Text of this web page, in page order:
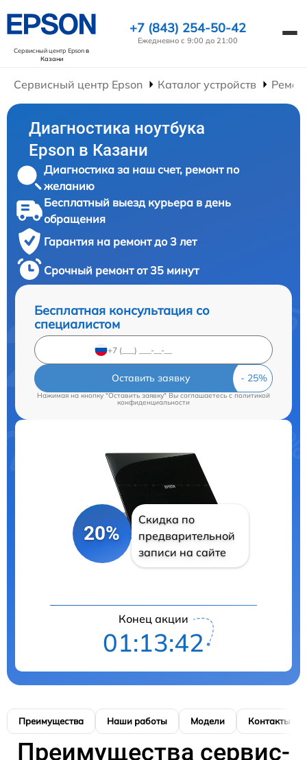
Сервисный центр Epsonв
Казани
+7 (843) 254-50-42
Ежедневно с 9:00 до 21:00
Сервисный центр Epson Каталог устройств
Диагностика ноутбука
Epson в Казани
Диагностика за наш счет, ремонт по
желанию
Бесплатный выезд курьера в день
обращения
Гарантия на ремонт до 3 лет
Срочный ремонт от 35 минут
Бесплатная консультация со
специалистом
Оставить заявку
Нажимая на кнопку "Оставить заявку" Вы соглашаетесь cполитикой
конфиденциальности
20%
Скидка по
предварительной
записи на сайте
Конец акции
01:13:41
Преимущества Наши работы Модели Контакты
Преимущества сервис-